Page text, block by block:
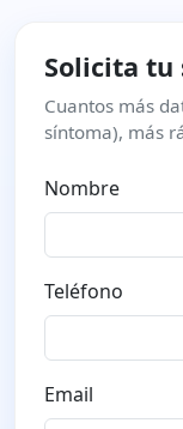
Solicita tu
Cuantos más
síntoma), más
Nombre
Teléfono
Email